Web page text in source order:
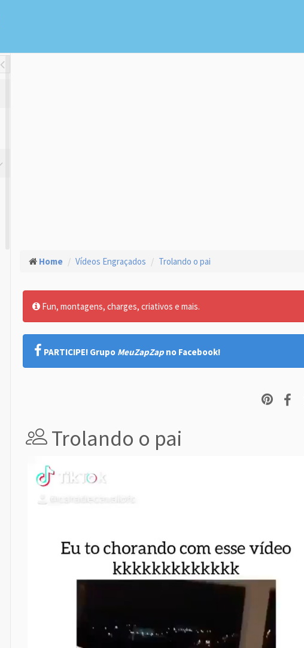
Toggle Fullwidth
Home Vídeos Engraçados Trolando o pai
Fun, montagens, charges, criativos e mais.
PARTICIPE! Grupo MeuZapZap no Facebook!
Trolando o pai